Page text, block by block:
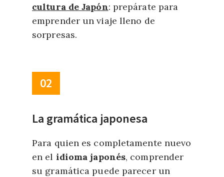
cultura de Japón: prepárate para
emprender un viaje lleno de
sorpresas.
02
La gramática japonesa
Para quien es completamente nuevo
en el idioma japonés, comprender
su gramática puede parecer un